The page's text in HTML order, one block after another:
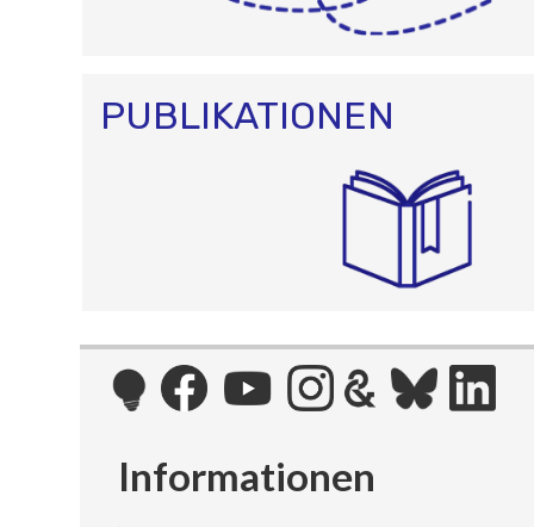
PUBLIKATIONEN
Informationen